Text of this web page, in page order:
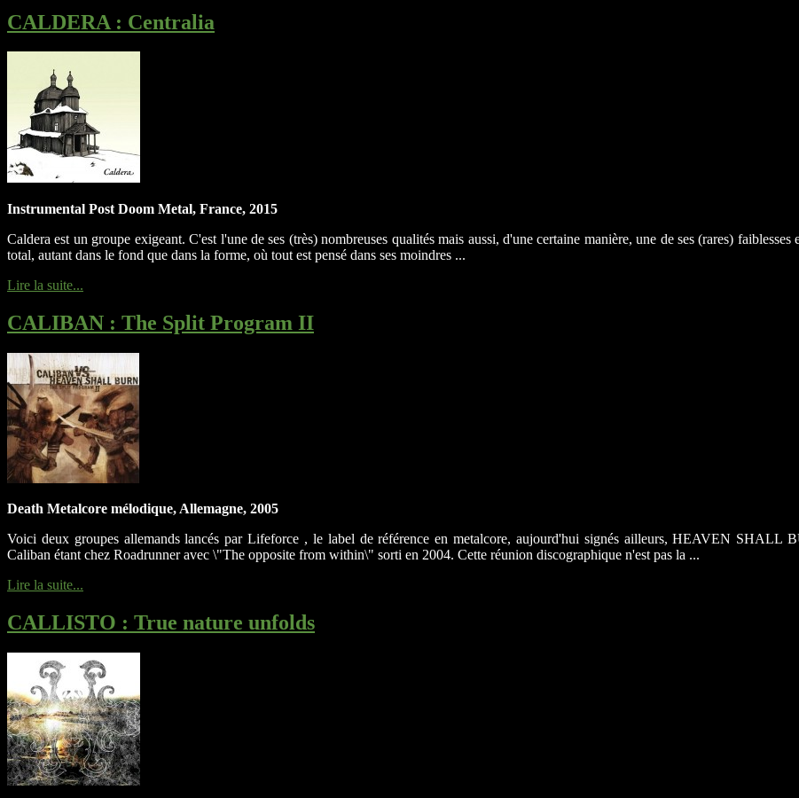
CALDERA : Centralia
Instrumental Post Doom Metal, France, 2015
Caldera est un groupe exigeant. C'est l'une de ses (très) nombreuses qualités mais aussi, d'une certaine manière, une de ses (rares)
total, autant dans le fond que dans la forme, où tout est pensé dans ses moindres ...
Lire la suite...
CALIBAN : The Split Program II
Death Metalcore mélodique, Allemagne, 2005
Voici deux groupes allemands lancés par Lifeforce , le label de référence en metalcore, aujourd'hui signés ailleurs, HEAVEN SHALL
Caliban étant chez Roadrunner avec \"The opposite from within\" sorti en 2004. Cette réunion discographique n'est pas la ...
Lire la suite...
CALLISTO : True nature unfolds